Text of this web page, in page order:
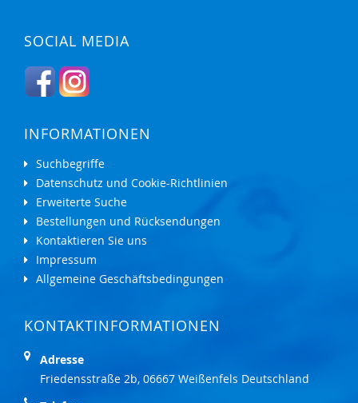
SOCIAL MEDIA
INFORMATIONEN
Suchbegriffe
Datenschutz und Cookie-Richtlinien
Erweiterte Suche
Bestellungen und Rücksendungen
Kontaktieren Sie uns
Impressum
Allgemeine Geschäftsbedingungen
KONTAKTINFORMATIONEN
Adresse
Friedensstraße 2b, 06667 Weißenfels Deutschland